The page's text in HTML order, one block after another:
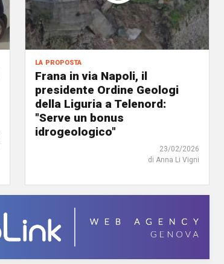
la proposta
Frana in via Napoli, il
presidente Ordine Geologi
della Liguria a Telenord:
"Serve un bonus
idrogeologico"
23/02/2026
di Anna Li Vigni